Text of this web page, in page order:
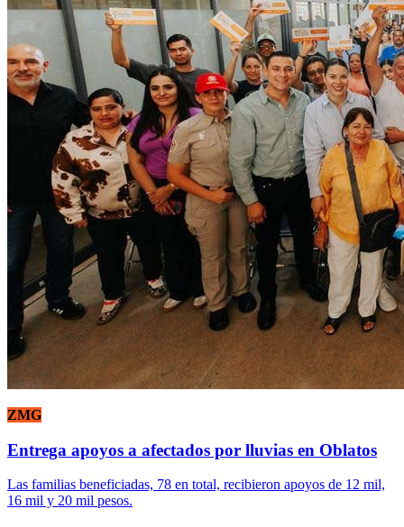
ZMG
Entrega apoyos a afectados por lluvias en Oblatos
Las familias beneficiadas, 78 en total, recibieron apoyos de 12 mil,
16 mil y 20 mil pesos.